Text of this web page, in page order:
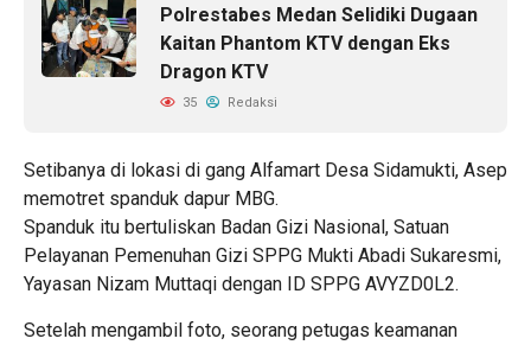
Polrestabes Medan Selidiki Dugaan
Kaitan Phantom KTV dengan Eks
Dragon KTV
35 Redaksi
Setibanya di lokasi di gang Alfamart Desa Sidamukti, Asep
memotret spanduk dapur MBG.
Spanduk itu bertuliskan Badan Gizi Nasional, Satuan
Pelayanan Pemenuhan Gizi SPPG Mukti Abadi Sukaresmi,
Yayasan Nizam Muttaqi dengan ID SPPG AVYZD0L2.
Setelah mengambil foto, seorang petugas keamanan